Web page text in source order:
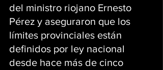
del ministro riojano Ernesto
Pérez y aseguraron que los
límites provinciales están
definidos por ley nacional
desde hace más de cinco